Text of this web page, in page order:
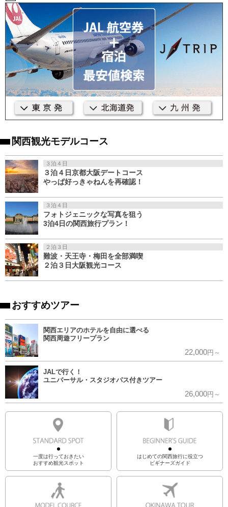
関西観光モデルコース
３泊４日
３泊４日京都大阪デートコース
やっぱ好っきゃねんを再確認！
３泊４日
フォトジェニックな写真を狙う
3泊4日の関西旅行プラン！
２泊３日
難波・天王寺・梅田を全部満喫
２泊３日大阪観光コース
おすすめツアー
関西エリアのホテルを自由に選べる
関西周遊フリープラン
22,000円～
JALで行く！
ユニバーサル・スタジオパス付きツアー
26,000円～
一度は行っておきたい
おすすめ観光スポット
はじめての関西旅行に役立つ
ビギナーズガイド